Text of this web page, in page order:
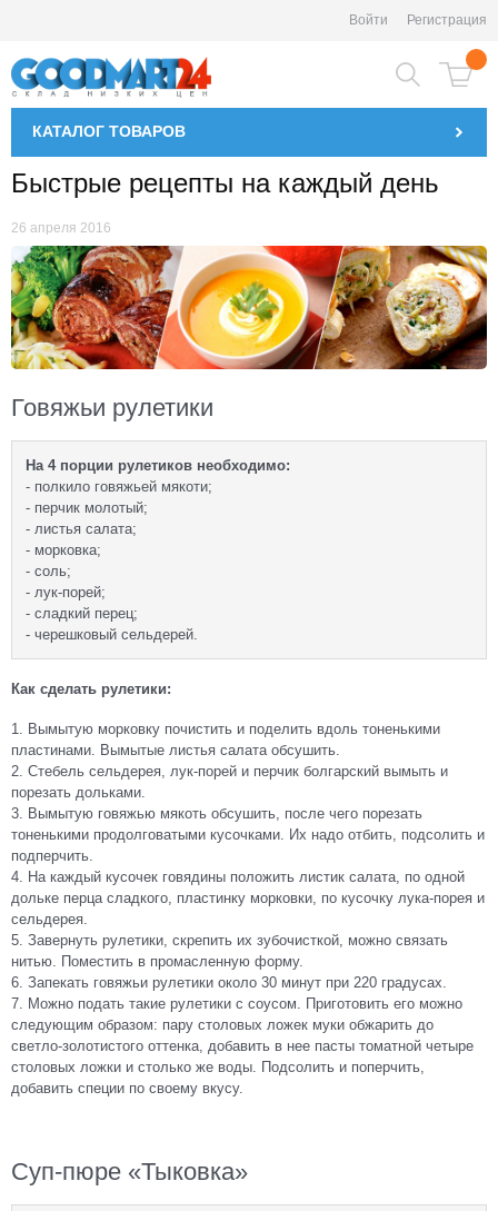
Войти Регистрация
КАТАЛОГ ТОВАРОВ
Быстрые рецепты на каждый день
26 апреля 2016
Говяжьи рулетики
На 4 порции рулетиков необходимо:
- полкило говяжьей мякоти;
- перчик молотый;
- листья салата;
- морковка;
- соль;
- лук-порей;
- сладкий перец;
- черешковый сельдерей.
Как сделать рулетики:
1. Вымытую морковку почистить и поделить вдоль тоненькими
пластинами. Вымытые листья салата обсушить.
2. Стебель сельдерея, лук-порей и перчик болгарский вымыть и
порезать дольками.
3. Вымытую говяжью мякоть обсушить, после чего порезать
тоненькими продолговатыми кусочками. Их надо отбить, подсолить и
подперчить.
4. На каждый кусочек говядины положить листик салата, по одной
дольке перца сладкого, пластинку морковки, по кусочку лука-порея и
сельдерея.
5. Завернуть рулетики, скрепить их зубочисткой, можно связать
нитью. Поместить в промасленную форму.
6. Запекать говяжьи рулетики около 30 минут при 220 градусах.
7. Можно подать такие рулетики с соусом. Приготовить его можно
следующим образом: пару столовых ложек муки обжарить до
светло-золотистого оттенка, добавить в нее пасты томатной четыре
столовых ложки и столько же воды. Подсолить и поперчить,
добавить специи по своему вкусу.
Суп-пюре «Тыковка»